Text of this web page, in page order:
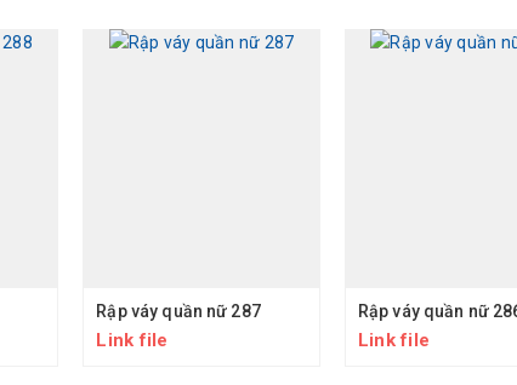
Rập váy quần nữ 287
Link file
Rập váy quần nữ
Link file